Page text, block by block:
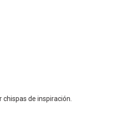
de inspiración.